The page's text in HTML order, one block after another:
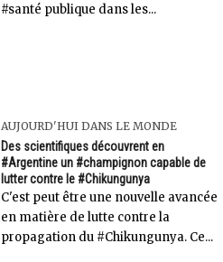
#santé publique dans les...
AUJOURD'HUI DANS LE MONDE
Des scientifiques découvrent en
#Argentine un #champignon capable de
lutter contre le #Chikungunya
C'est peut être une nouvelle avancée
en matière de lutte contre la
propagation du #Chikungunya. Ce...